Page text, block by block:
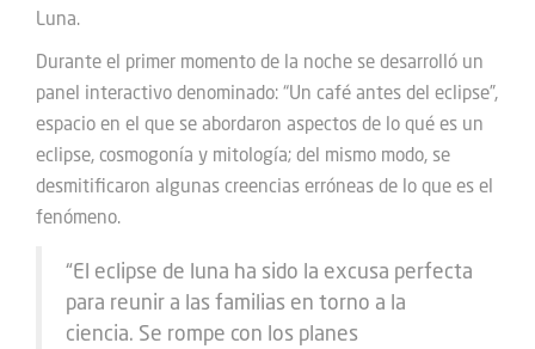
Luna.
Durante el primer momento de la noche se desarrolló un
panel interactivo denominado: “Un café antes del eclipse”,
espacio en el que se abordaron aspectos de lo qué es un
eclipse, cosmogonía y mitología; del mismo modo, se
desmitificaron algunas creencias erróneas de lo que es el
fenómeno.
“El eclipse de luna ha sido la excusa perfecta
para reunir a las familias en torno a la
ciencia. Se rompe con los planes